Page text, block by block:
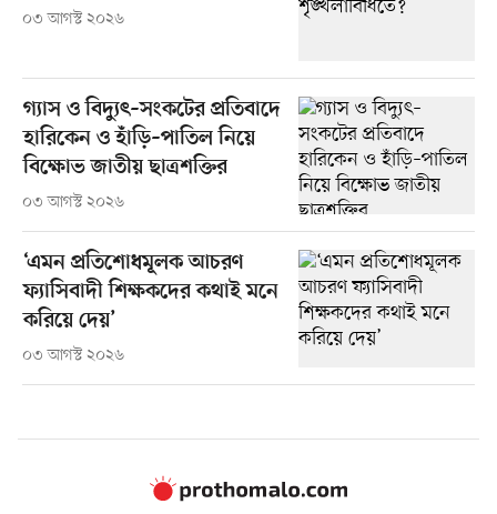
০৩ আগস্ট ২০২৬
গ্যাস ও বিদ্যুৎ–সংকটের প্রতিবাদে
হারিকেন ও হাঁড়ি–পাতিল নিয়ে
বিক্ষোভ জাতীয় ছাত্রশক্তির
০৩ আগস্ট ২০২৬
‘এমন প্রতিশোধমূলক আচরণ
ফ্যাসিবাদী শিক্ষকদের কথাই মনে
করিয়ে দেয়’
০৩ আগস্ট ২০২৬